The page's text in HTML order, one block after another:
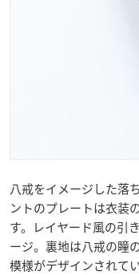
八戒をイメージした落
ントのプレートは衣装
す。レイヤード風の引
ージ。裏地は八戒の瞳
模様がデザインされてい